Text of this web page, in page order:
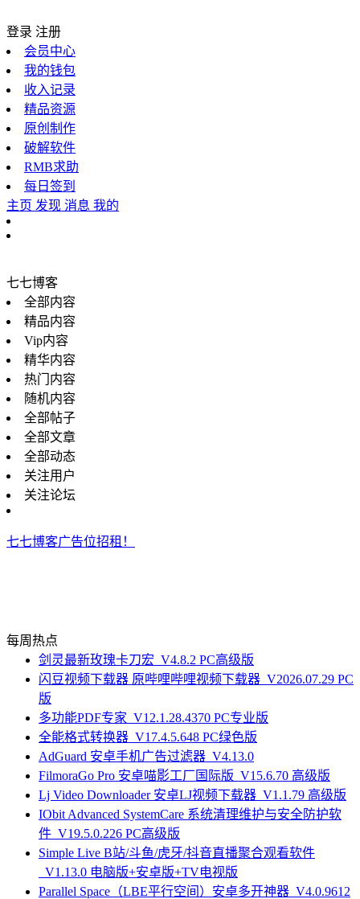
登录 注册
会员中心
我的钱包
收入记录
精品资源
原创制作
破解软件
RMB求助
每日签到
主页 发现 消息 我的
七七博客
全部内容
精品内容
Vip内容
精华内容
热门内容
随机内容
全部帖子
全部文章
全部动态
关注用户
关注论坛
七七博客广告位招租！
每周热点
剑灵最新玫瑰卡刀宏_V4.8.2 PC高级版
闪豆视频下载器 原哔哩哔哩视频下载器_V2026.07.29 PC
版
多功能PDF专家_V12.1.28.4370 PC专业版
全能格式转换器_V17.4.5.648 PC绿色版
AdGuard 安卓手机广告过滤器_V4.13.0
FilmoraGo Pro 安卓喵影工厂国际版_V15.6.70 高级版
Lj Video Downloader 安卓LJ视频下载器_V1.1.79 高级版
IObit Advanced SystemCare 系统清理维护与安全防护软
件_V19.5.0.226 PC高级版
Simple Live B站/斗鱼/虎牙/抖音直播聚合观看软件
_V1.13.0 电脑版+安卓版+TV电视版
Parallel Space（LBE平行空间）安卓多开神器_V4.0.9612